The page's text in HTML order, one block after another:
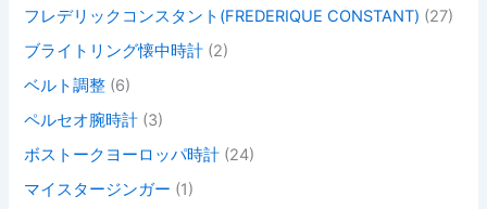
フレデリックコンスタント(FREDERIQUE CONSTANT) (27)
ブライトリング懐中時計 (2)
ベルト調整 (6)
ペルセオ腕時計 (3)
ボストークヨーロッパ時計 (24)
マイスタージンガー (1)